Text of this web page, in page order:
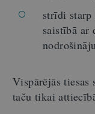
strīdi starp
saistībā ar
Vispārējās tiesas
taču tikai